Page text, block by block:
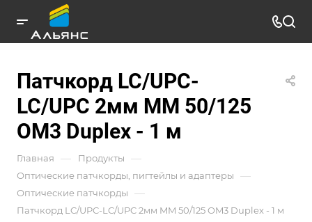
Патчкорд LC/UPC-
LC/UPC 2мм MM 50/125
OM3 Duplex - 1 м
Главная — Продукты —
Оптические патчкорды, пигтейлы и адаптеры —
Оптические патчкорды —
Патчкорд LC/UPC-LC/UPC 2мм MM 50/125 OM3 Duplex - 1 м